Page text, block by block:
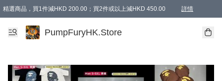
精選商品，買1件減HKD 200.00；買2件或以上減HKD 450.00 詳情
AAPE商品,會員專享9折或以上（按會員等級）AAPE products, members can
精選商品，任選買2件或以上減HKD 100.00
購物滿 HKD 800.00即享免運費優惠！（適用於 特定的送貨方式 )
PumpFuryHK.Store